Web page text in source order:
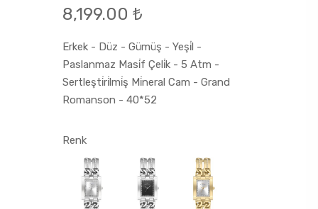
8,199.00 ₺
Erkek - Düz - Gümüş - Yeşi̇l -
Paslanmaz Masi̇f Çeli̇k - 5 Atm -
Sertleşti̇ri̇lmi̇ş Mi̇neral Cam - Grand
Romanson - 40*52
Renk